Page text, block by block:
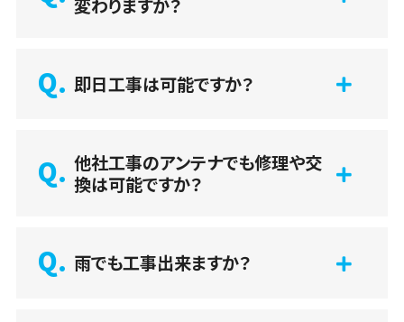
変わりますか？
即日工事は可能ですか？
他社工事のアンテナでも修理や交
換は可能ですか？
雨でも工事出来ますか？